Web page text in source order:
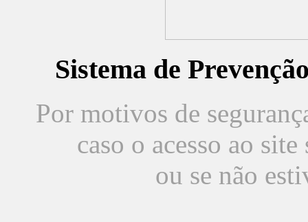
Sistema de
Por motivos de
caso o acesso ao
ou se não